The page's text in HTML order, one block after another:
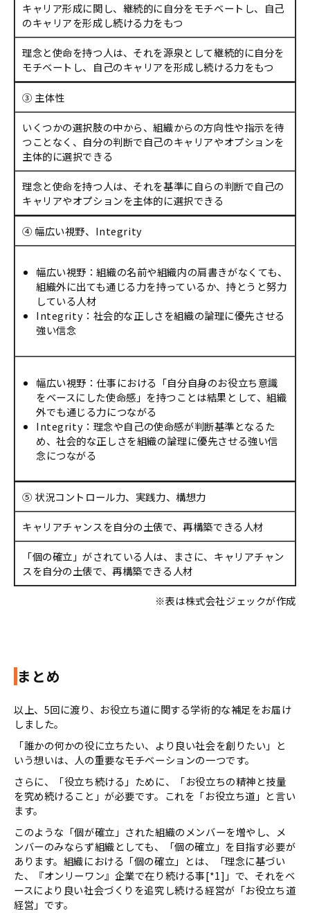
キャリア形成に関し、継続的に自分をモチベートし、自己
のキャリアを形成し続ける力をもつ
理念と使命を持つ人は、それを源泉として継続的に自分を
モチベートし、自己のキャリアを形成し続ける力をもつ
③ 主体性
いくつかの選択肢の中から、組織からの方向性や指示を待
つことなく、自分の判断で自己のキャリアやオプションを
主体的に選択できる
理念と使命を持つ人は、それを基準に自らの判断で自己の
キャリアやオプションを主体的に選択できる
④ 幅広い視野、Integrity
幅広い視野：組織の名前や組織内の肩書きがなくても、
組織外に出ても通じる力を持っているか、持とうと努力
している人材
Integrity：社会的な正しさを組織の論理に優先させる
強い信念
幅広い視野：仕事における「自分自身のお役立ち意識
をベースにした使命感」を持つことは結果として、組織
外でも通じる力につながる
Integrity：理念や自己の使命感が判断基準となるた
め、社会的な正しさを組織の論理に優先させる強い信
念につながる
⑤ 状況コントロール力、実践力、構想力
キャリアチャンスを自分の土俵で、再構築できる人材
「個の確立」がされている人は、まさに、キャリアチャン
スを自分の土俵で、再構築できる人材
※表は株式会社ジェックが作成
まとめ
以上、5回に渡り、お役立ち道に関する学術的な補足をお届け
しました。
「誰かの何かの役に立ちたい、より良い社会を創りたい」と
いう想いは、人の重要なモチベーションの一つです。
さらに、「役立ち続ける」ために、「お役立ちの精神と技量
を究め続けること」が必要です。これを「お役立ち道」と言い
ます。
このような「個が確立」された組織のメンバーを増やし、メ
ンバーのみならず組織としても、「個の確立」を目指す必要が
あります。組織における「個の確立」とは、「理念に基づい
た、『オンリーワン』企業で在り続ける事[*1]」で、それをベ
ースにより良い社会づくりを追究し続ける経営が「お役立ち道
経営」です。